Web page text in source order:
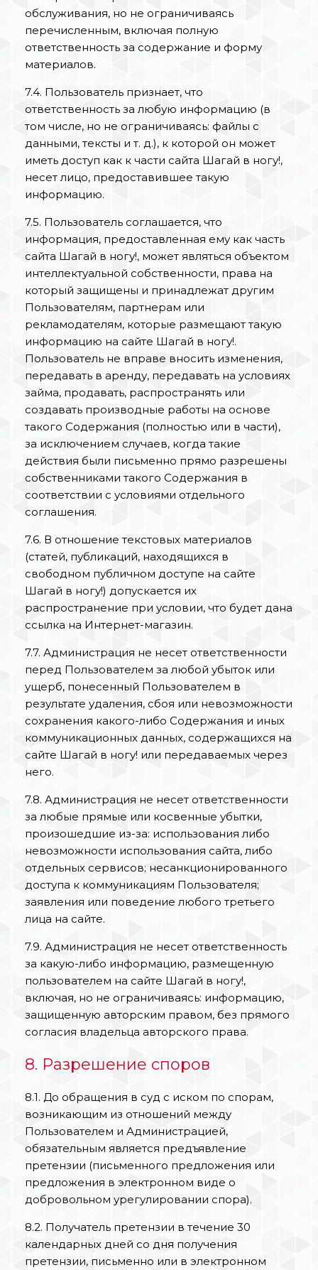
обслуживания, но не ограничиваясь
перечисленным, включая полную
ответственность за содержание и форму
материалов.
7.4. Пользователь признает, что
ответственность за любую информацию (в
том числе, но не ограничиваясь: файлы с
данными, тексты и т. д.), к которой он может
иметь доступ как к части сайта Шагай в ногу!,
несет лицо, предоставившее такую
информацию.
7.5. Пользователь соглашается, что
информация, предоставленная ему как часть
сайта Шагай в ногу!, может являться объектом
интеллектуальной собственности, права на
который защищены и принадлежат другим
Пользователям, партнерам или
рекламодателям, которые размещают такую
информацию на сайте Шагай в ногу!.
Пользователь не вправе вносить изменения,
передавать в аренду, передавать на условиях
займа, продавать, распространять или
создавать производные работы на основе
такого Содержания (полностью или в части),
за исключением случаев, когда такие
действия были письменно прямо разрешены
собственниками такого Содержания в
соответствии с условиями отдельного
соглашения.
7.6. В отношение текстовых материалов
(статей, публикаций, находящихся в
свободном публичном доступе на сайте
Шагай в ногу!) допускается их
распространение при условии, что будет дана
ссылка на Интернет-магазин.
7.7. Администрация не несет ответственности
перед Пользователем за любой убыток или
ущерб, понесенный Пользователем в
результате удаления, сбоя или невозможности
сохранения какого-либо Содержания и иных
коммуникационных данных, содержащихся на
сайте Шагай в ногу! или передаваемых через
него.
7.8. Администрация не несет ответственности
за любые прямые или косвенные убытки,
произошедшие из-за: использования либо
невозможности использования сайта, либо
отдельных сервисов; несанкционированного
доступа к коммуникациям Пользователя;
заявления или поведение любого третьего
лица на сайте.
7.9. Администрация не несет ответственность
за какую-либо информацию, размещенную
пользователем на сайте Шагай в ногу!,
включая, но не ограничиваясь: информацию,
защищенную авторским правом, без прямого
согласия владельца авторского права.
8. Разрешение споров
8.1. До обращения в суд с иском по спорам,
возникающим из отношений между
Пользователем и Администрацией,
обязательным является предъявление
претензии (письменного предложения или
предложения в электронном виде о
добровольном урегулировании спора).
8.2. Получатель претензии в течение 30
календарных дней со дня получения
претензии, письменно или в электронном